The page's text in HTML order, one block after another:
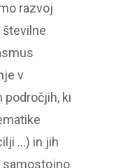
razvoj
v
področjih, ki
…) in jih
samostojno